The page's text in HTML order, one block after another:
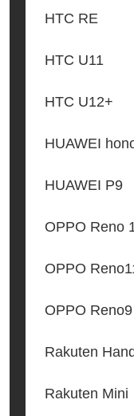
HTC RE
HTC U11
HTC U12+
HUAWEI
HUAWEI P9
OPPO Reno
OPPO
OPPO
Rakuten
Rakuten Mini